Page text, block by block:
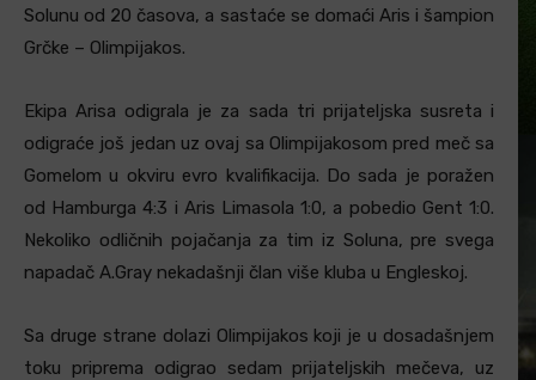
Solunu od 20 časova, a sastaće se domaći Aris i šampion
Grčke – Olimpijakos.
Ekipa Arisa odigrala je za sada tri prijateljska susreta i
odigraće još jedan uz ovaj sa Olimpijakosom pred meč sa
Gomelom u okviru evro kvalifikacija. Do sada je poražen
od Hamburga 4:3 i Aris Limasola 1:0, a pobedio Gent 1:0.
Nekoliko odličnih pojačanja za tim iz Soluna, pre svega
napadač A.Gray nekadašnji član više kluba u Engleskoj.
Sa druge strane dolazi Olimpijakos koji je u dosadašnjem
toku priprema odigrao sedam prijateljskih mečeva, uz